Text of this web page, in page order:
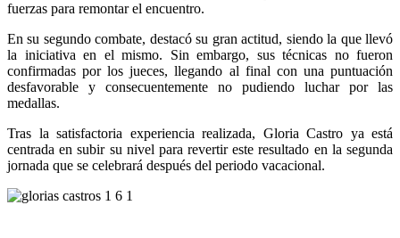
fuerzas para remontar el encuentro.
En su segundo combate, destacó su gran actitud, siendo la que llevó
la iniciativa en el mismo. Sin embargo, sus técnicas no fueron
confirmadas por los jueces, llegando al final con una puntuación
desfavorable y consecuentemente no pudiendo luchar por las
medallas.
Tras la satisfactoria experiencia realizada, Gloria Castro ya está
centrada en subir su nivel para revertir este resultado en la segunda
jornada que se celebrará después del periodo vacacional.